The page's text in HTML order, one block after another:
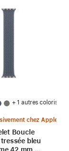
+ 1 autres coloris
chez Apple
Boucle
bleu
42 mm -